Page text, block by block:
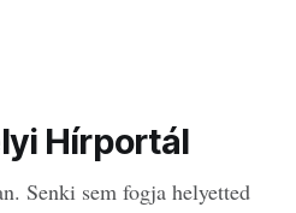
Hírportál
Senki sem fogja helyetted